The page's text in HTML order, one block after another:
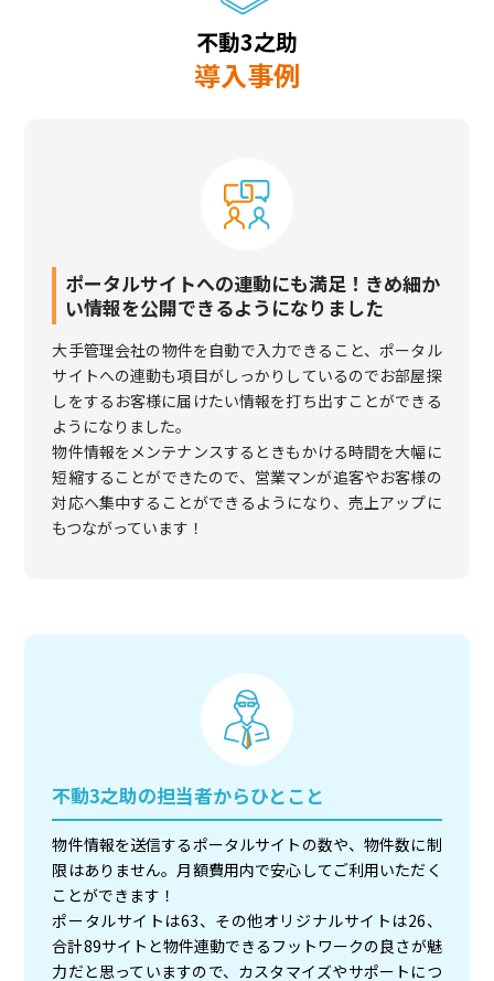
不動3之助
導入事例
ポータルサイトへの連動にも満足！きめ細か
い情報を公開できるようになりました
大手管理会社の物件を自動で入力できること、ポータル
サイトへの連動も項目がしっかりしているのでお部屋探
しをするお客様に届けたい情報を打ち出すことができる
ようになりました。
物件情報をメンテナンスするときもかける時間を大幅に
短縮することができたので、営業マンが追客やお客様の
対応へ集中することができるようになり、売上アップに
もつながっています！
不動3之助の担当者からひとこと
物件情報を送信するポータルサイトの数や、物件数に制
限はありません。月額費用内で安心してご利用いただく
ことができます！
ポータルサイトは63、その他オリジナルサイトは26、
合計89サイトと物件連動できるフットワークの良さが魅
力だと思っていますので、カスタマイズやサポートにつ